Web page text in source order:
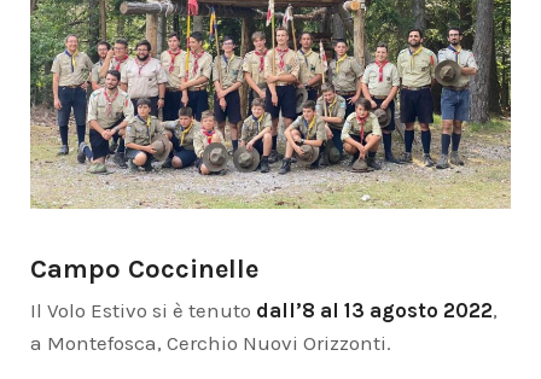
Campo Coccinelle
Il Volo Estivo si è tenuto dall’8 al 13 agosto 2022,
a Montefosca, Cerchio Nuovi Orizzonti.